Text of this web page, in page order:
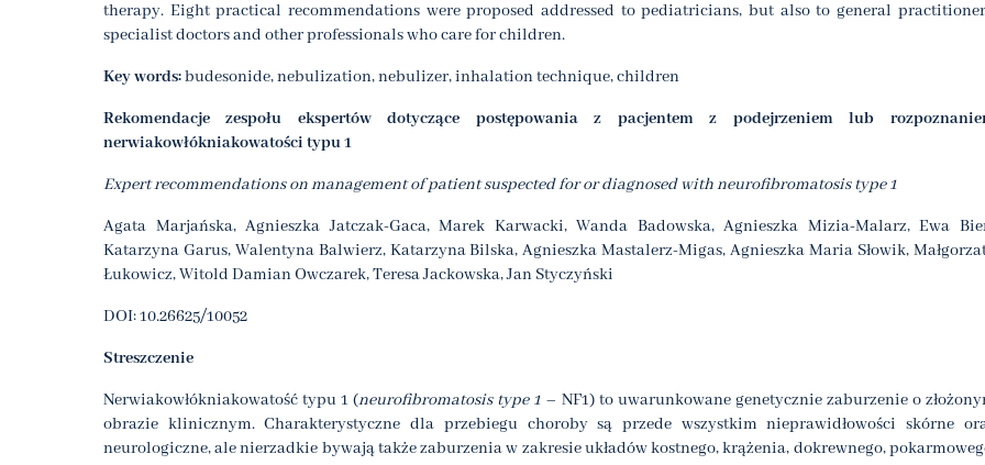
therapy. Eight practical recommendations were proposed addressed to pediatricians, but also to general
specialist doctors and other professionals who care for children.
Key words:budesonide, nebulization, nebulizer, inhalation technique, children
Rekomendacje zespołu ekspertów dotyczące postępowania z pacjentem z podejrzeniem lub
nerwiakowłókniakowatości typu 1
Expert recommendations on management of patient suspected for or diagnosed with neurofibromatosis type 1
Agata Marjańska, Agnieszka Jatczak-Gaca, Marek Karwacki, Wanda Badowska, Agnieszka Mizia-Malarz, Ewa
Katarzyna Garus, Walentyna Balwierz, Katarzyna Bilska, Agnieszka Mastalerz-Migas, Agnieszka Maria Słowik,
Łukowicz, Witold Damian Owczarek, Teresa Jackowska, Jan Styczyński
DOI: 10.26625/10052
Streszczenie
Nerwiakowłókniakowatość typu 1 (neurofibromatosis type 1 – NF1) to uwarunkowane genetycznie zaburzenie o
obrazie klinicznym. Charakterystyczne dla przebiegu choroby są przede wszystkim nieprawidłowości skórne
neurologiczne, ale nierzadkie bywają także zaburzenia w zakresie układów kostnego, krążenia, dokrewnego,